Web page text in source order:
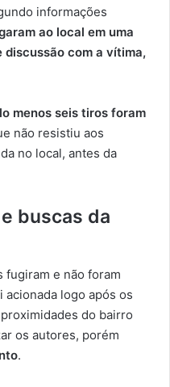
informações
ao local em uma
com a vítima,
menos seis tiros foram
não resistiu aos
no local, antes da
buscas da
fugiram e não foram
acionada logo após os
do bairro
os autores, porém
.